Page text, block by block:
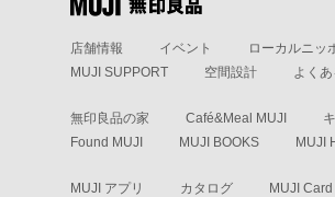
店舗情報 イベント
ローカルニッ
MUJI SUPPORT
空間設計 よく
無印良品の家 Café&Meal MUJI
Found MUJI
MUJI BOOKS MUJI
MUJI アプリ カタログ
MUJI Card